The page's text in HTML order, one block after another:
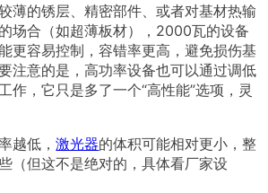
薄的锈层、精密部件、或者对基材热输
场合（如超薄板材），2000瓦的设备
更容易控制，容错率更高，避免损伤基
注意的是，高功率设备也可以通过调低
作，它只是多了一个“高性能”选项，灵
越低，激光器的体积可能相对更小，整
（但这不是绝对的，具体看厂家设